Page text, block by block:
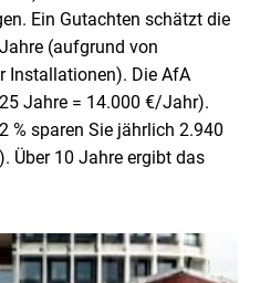
Ein Gutachten schätzt die
(aufgrund von
Installationen). Die AfA
Jahre = 14.000 €/Jahr).
% sparen Sie jährlich 2.940
Über 10 Jahre ergibt das